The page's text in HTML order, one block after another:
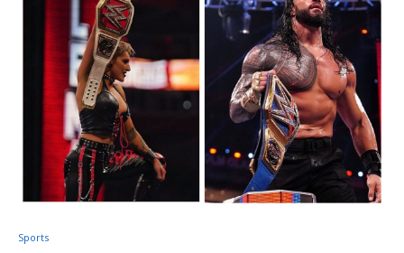
Sports